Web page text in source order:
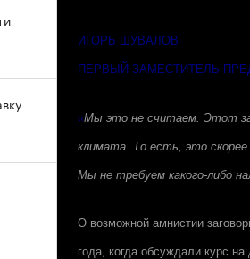
ИГОРЬ ШУВАЛОВ
ПЕРВЫЙ ЗАМЕСТИТЕЛЬ
«Мы это не считаем. Этот
климата. То есть, это скорее
Мы не требуем какого-либо
О возможной амнистии
года, когда обсуждали курс